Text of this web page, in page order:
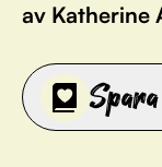
av Katherine